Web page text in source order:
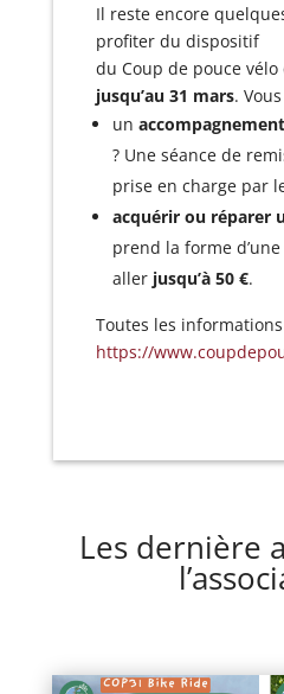
Il reste encore
profiter du dispositif
du Coup de pouce
jusqu’au 31 mars.
un
? Une séance de
prise en charge par
acquérir ou réparer
prend la forme
aller jusqu’à 50 €.
Toutes les
https://
Les dernière